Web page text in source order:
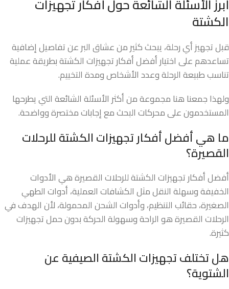
أبرز الأسئلة الشائعة حول أفكار تجهيزات
الكشتة
قبل تجهيز أي رحلة، يبحث كثير من عشاق البر عن تفاصيل إضافية
تساعدهم على اختيار أفضل أفكار تجهيزات الكشتة بطريقة عملية
تناسب طبيعة الرحلة وعدد الأشخاص ومدة التخييم.
ولهذا جمعنا هنا مجموعة من أكثر الأسئلة الشائعة التي يطرحها
المستخدمون على محركات البحث مع إجابات مختصرة وواضحة.
ما هي أفضل أفكار تجهيزات الكشتة للرحلات
القصيرة؟
أفضل أفكار تجهيزات الكشتة للرحلات القصيرة هي الأدوات
الخفيفة وسهلة النقل مثل الكشافات العملية، أدوات الطهي
الصغيرة، حقائب التنظيم، وأدوات الشحن المحمولة، لأن الهدف في
الرحلات القصيرة هو الراحة وسهولة الحركة بدون حمل تجهيزات
كثيرة.
هل تختلف تجهيزات الكشتة الصيفية عن
الشتوية؟